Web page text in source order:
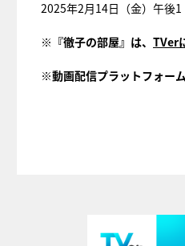
2025年2月14日（金）午後
※『徹子の部屋』は、 TVer
※動画配信プラットフォー